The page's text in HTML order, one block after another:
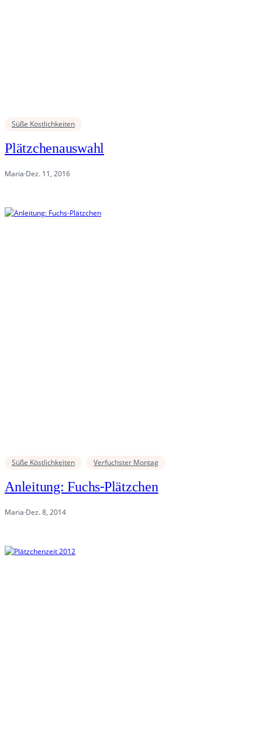
Süße Köstlichkeiten
Plätzchenauswahl
Maria·Dez. 11, 2016
Süße Köstlichkeiten Verfuchster Montag
Anleitung: Fuchs-Plätzchen
Maria·Dez. 8, 2014